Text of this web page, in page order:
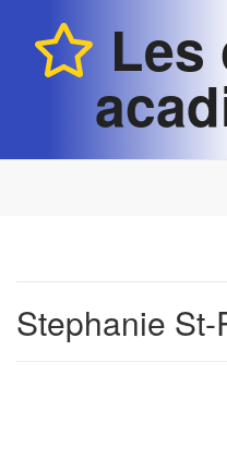
Les
Stephanie St-